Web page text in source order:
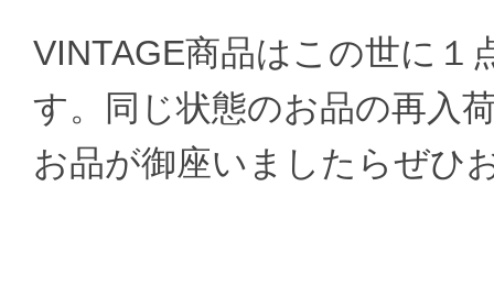
VINTAGE商品はこの世に１
す。同じ状態のお品の再入
お品が御座いましたらぜひ